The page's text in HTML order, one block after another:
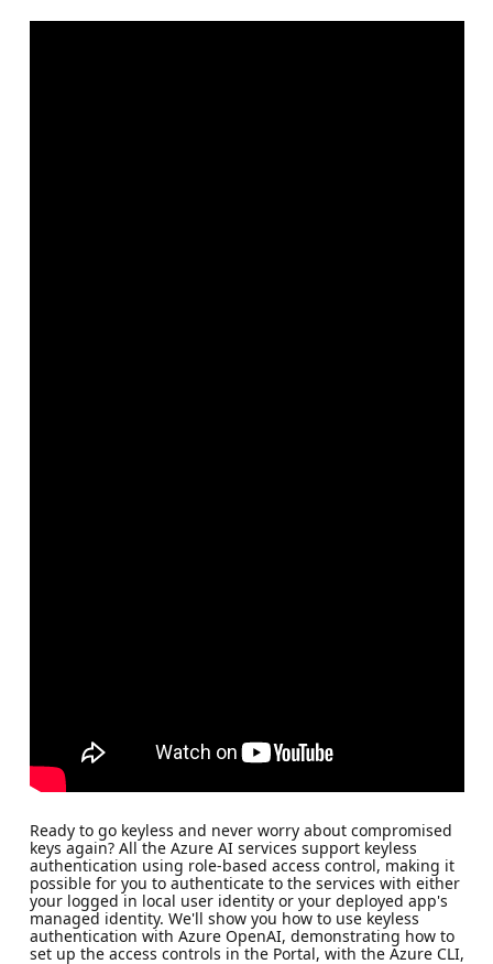
Ready to go keyless and never worry about compromised
keys again? All the Azure AI services support keyless
authentication using role-based access control, making it
possible for you to authenticate to the services with either
your logged in local user identity or your deployed app's
managed identity. We'll show you how to use keyless
authentication with Azure OpenAI, demonstrating how to
set up the access controls in the Portal, with the Azure CLI,